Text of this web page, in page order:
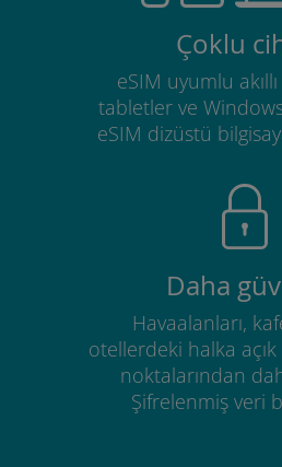
Çoklu
eSIM uyumlu
tabletler ve
eSIM dizüstü
Daha
Havaalanları,
otellerdeki halka açık
noktalarından
Şifrelenmiş veri